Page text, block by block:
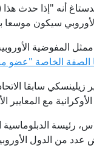
أنه "إذا حدث هذا
سيكون موسعا
المفوضية
الصفة الخاصة "عضو
مع المعايير
الدبلوماسية
عدد من الدول